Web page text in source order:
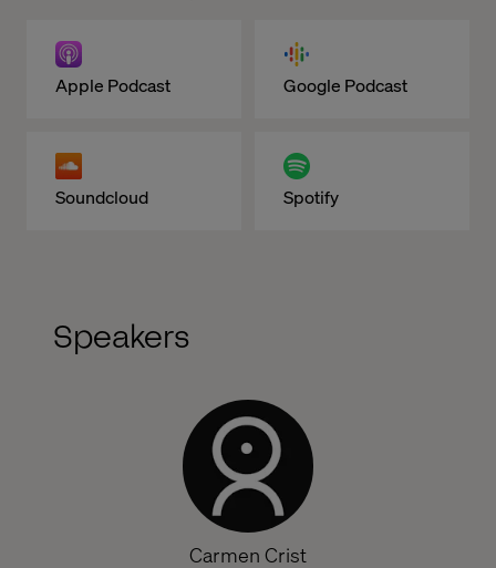
Apple Podcast Google Podcast
Soundcloud Spotify
Speakers
Carmen Crist